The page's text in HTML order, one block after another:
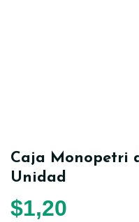
Caja Monopetri
Unidad
$1,20